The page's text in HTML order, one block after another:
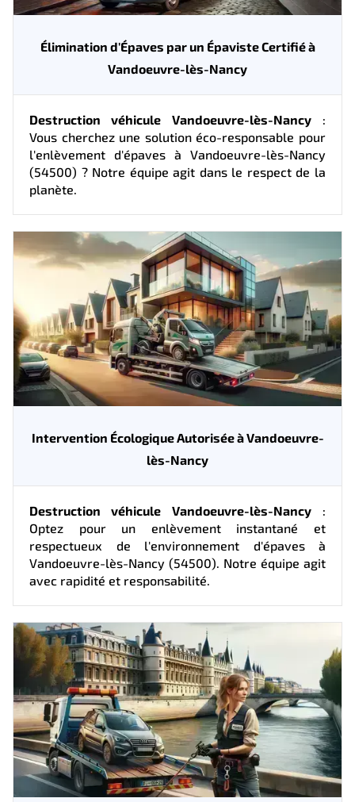
Élimination d'Épaves par un Épaviste Certifié à
Vandoeuvre-lès-Nancy
Destruction véhicule Vandoeuvre-lès-Nancy:
Vous cherchez une solution éco-responsable pour
l'enlèvement d'épaves à Vandoeuvre-lès-Nancy
(54500) ? Notre équipe agit dans le respect de la
planète.
Intervention Écologique Autorisée à Vandoeuvre-
lès-Nancy
Destruction véhicule Vandoeuvre-lès-Nancy:
Optez pour un enlèvement instantané et
respectueux de l'environnement d'épaves à
Vandoeuvre-lès-Nancy (54500). Notre équipe agit
avec rapidité et responsabilité.